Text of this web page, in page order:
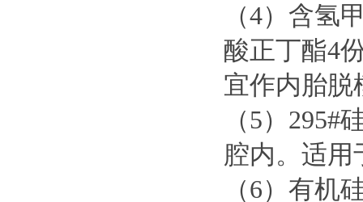
（4）含氢
酸正丁酯4
宜作内胎脱
（5）
腔内。适
（6）有机